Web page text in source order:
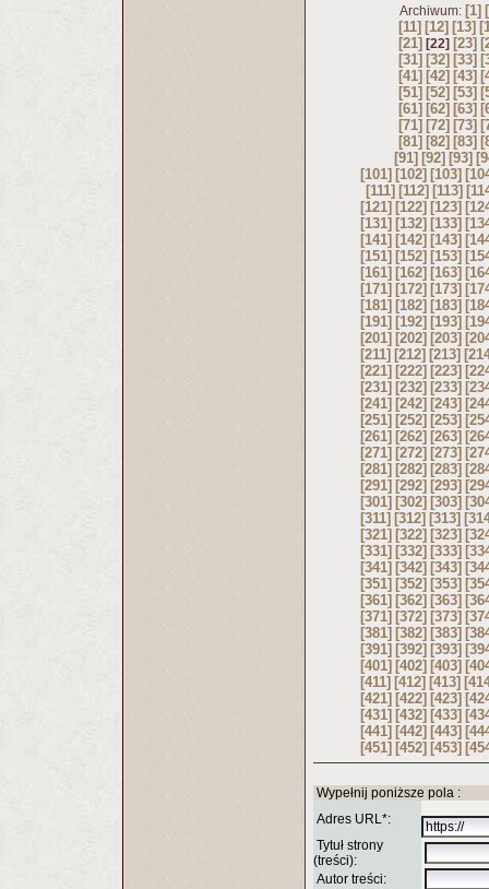
Archiwum: [1]
[11] [12] [13]
[21] [22] [23]
[31] [32] [33]
[41] [42] [43]
[51] [52] [53]
[61] [62] [63]
[71] [72] [73]
[81] [82] [83]
[91] [92] [93]
[101] [102] [103]
[111] [112] [113]
[121] [122] [123]
[131] [132] [133]
[141] [142] [143]
[151] [152] [153]
[161] [162] [163]
[171] [172] [173]
[181] [182] [183]
[191] [192] [193]
[201] [202] [203]
[211] [212] [213]
[221] [222] [223]
[231] [232] [233]
[241] [242] [243]
[251] [252] [253]
[261] [262] [263]
[271] [272] [273]
[281] [282] [283]
[291] [292] [293]
[301] [302] [303]
[311] [312] [313]
[321] [322] [323]
[331] [332] [333]
[341] [342] [343]
[351] [352] [353]
[361] [362] [363]
[371] [372] [373]
[381] [382] [383]
[391] [392] [393]
[401] [402] [403]
[411] [412] [413]
[421] [422] [423]
[431] [432] [433]
[441] [442] [443]
[451] [452] [453]
Wypełnij poniższe pola :
Adres URL*:
Tytuł strony
(treści):
Autor treści: